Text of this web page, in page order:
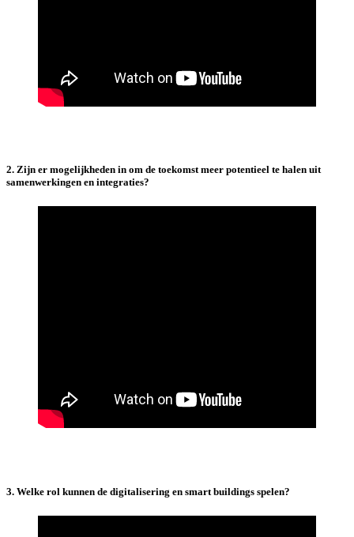
2. Zijn er mogelijkheden in om de toekomst meer potentieel te halen uit
samenwerkingen en integraties?
3. Welke rol kunnen de digitalisering en smart buildings spelen?